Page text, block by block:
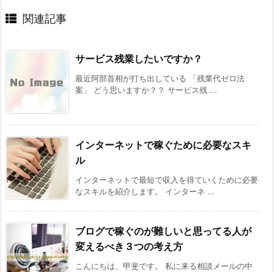
関連記事
サービス残業したいですか？
最近阿部首相が打ち出している 「残業代ゼロ法
案」 どう思いますか？？ サービス残 ...
インターネットで稼ぐために必要なスキ
ル
インターネットで最短で収入を得ていくために必要
なスキルを紹介します。 インターネ ...
ブログで稼ぐのが難しいと思ってる人が
変えるべき３つの考え方
こんにちは、甲斐です。 私に来る相談メールの中